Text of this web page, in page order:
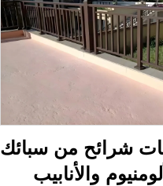
شرائح من سبائك
والأنابيب